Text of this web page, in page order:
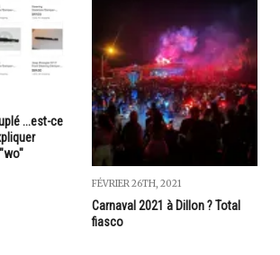
...est-ce
FÉVRIER 26TH, 2021
Carnaval 2021 à Dillon ? Total
fiasco